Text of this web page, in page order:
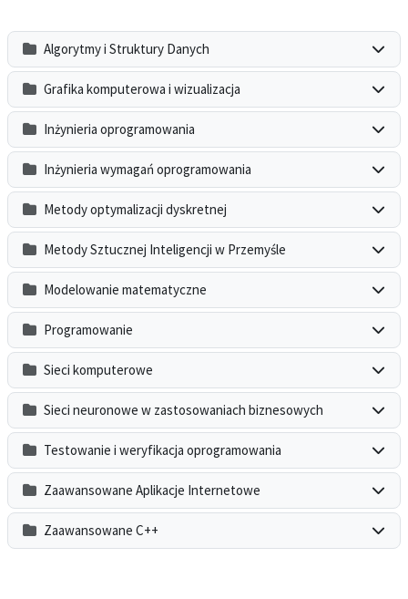
Algorytmy i Struktury Danych
Grafika komputerowa i wizualizacja
Inżynieria oprogramowania
Inżynieria wymagań oprogramowania
Metody optymalizacji dyskretnej
Metody Sztucznej Inteligencji w Przemyśle
Modelowanie matematyczne
Programowanie
Sieci komputerowe
Sieci neuronowe w zastosowaniach biznesowych
Testowanie i weryfikacja oprogramowania
Zaawansowane Aplikacje Internetowe
Zaawansowane C++